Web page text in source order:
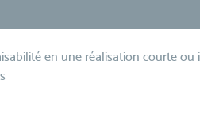
en une réalisation courte ou